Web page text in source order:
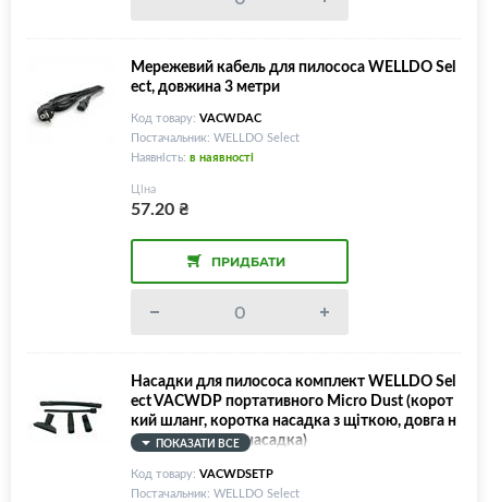
Мережевий кабель для пилососа WELLDO Sel
ect, довжина 3 метри
Код товару: VACWDAC
Постачальник: WELLDO Select
Наявність: в наявності
Ціна
57.20₴
ПРИДБАТИ
Насадки для пилососа комплект WELLDO Sel
ect VACWDP портативного Micro Dust (корот
кий шланг, коротка насадка з щіткою, довга н
асадка, широка насадка)
ПОКАЗАТИ ВСЕ
Код товару: VACWDSETP
Постачальник: WELLDO Select